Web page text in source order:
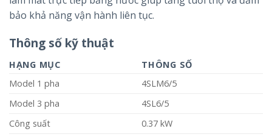
bảo khả năng vận hành liên tục.
Thông số kỹ thuật
HẠNG MỤC
THÔNG SỐ
Model 1 pha
4SLM6/5
Model 3 pha
4SL6/5
Công suất
0.37 kW